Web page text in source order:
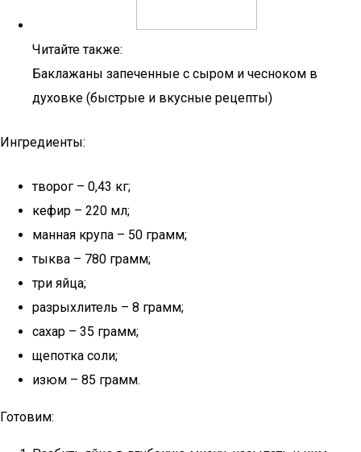
Читайте также:
Баклажаны запеченные с сыром и чесноком в
духовке (быстрые и вкусные рецепты)
Ингредиенты:
творог – 0,43 кг;
кефир – 220 мл;
манная крупа – 50 грамм;
тыква – 780 грамм;
три яйца;
разрыхлитель – 8 грамм;
сахар – 35 грамм;
щепотка соли;
изюм – 85 грамм.
Готовим: